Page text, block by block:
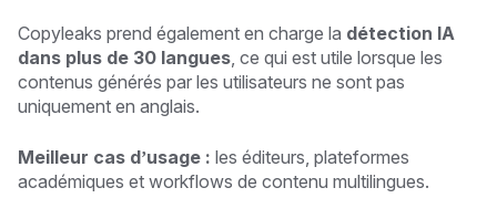
Copyleaks prend également en charge la détection IA
dans plus de 30 langues , ce qui est utile lorsque les
contenus générés par les utilisateurs ne sont pas
uniquement en anglais.
Meilleur cas d’usage : les éditeurs, plateformes
académiques et workflows de contenu multilingues.